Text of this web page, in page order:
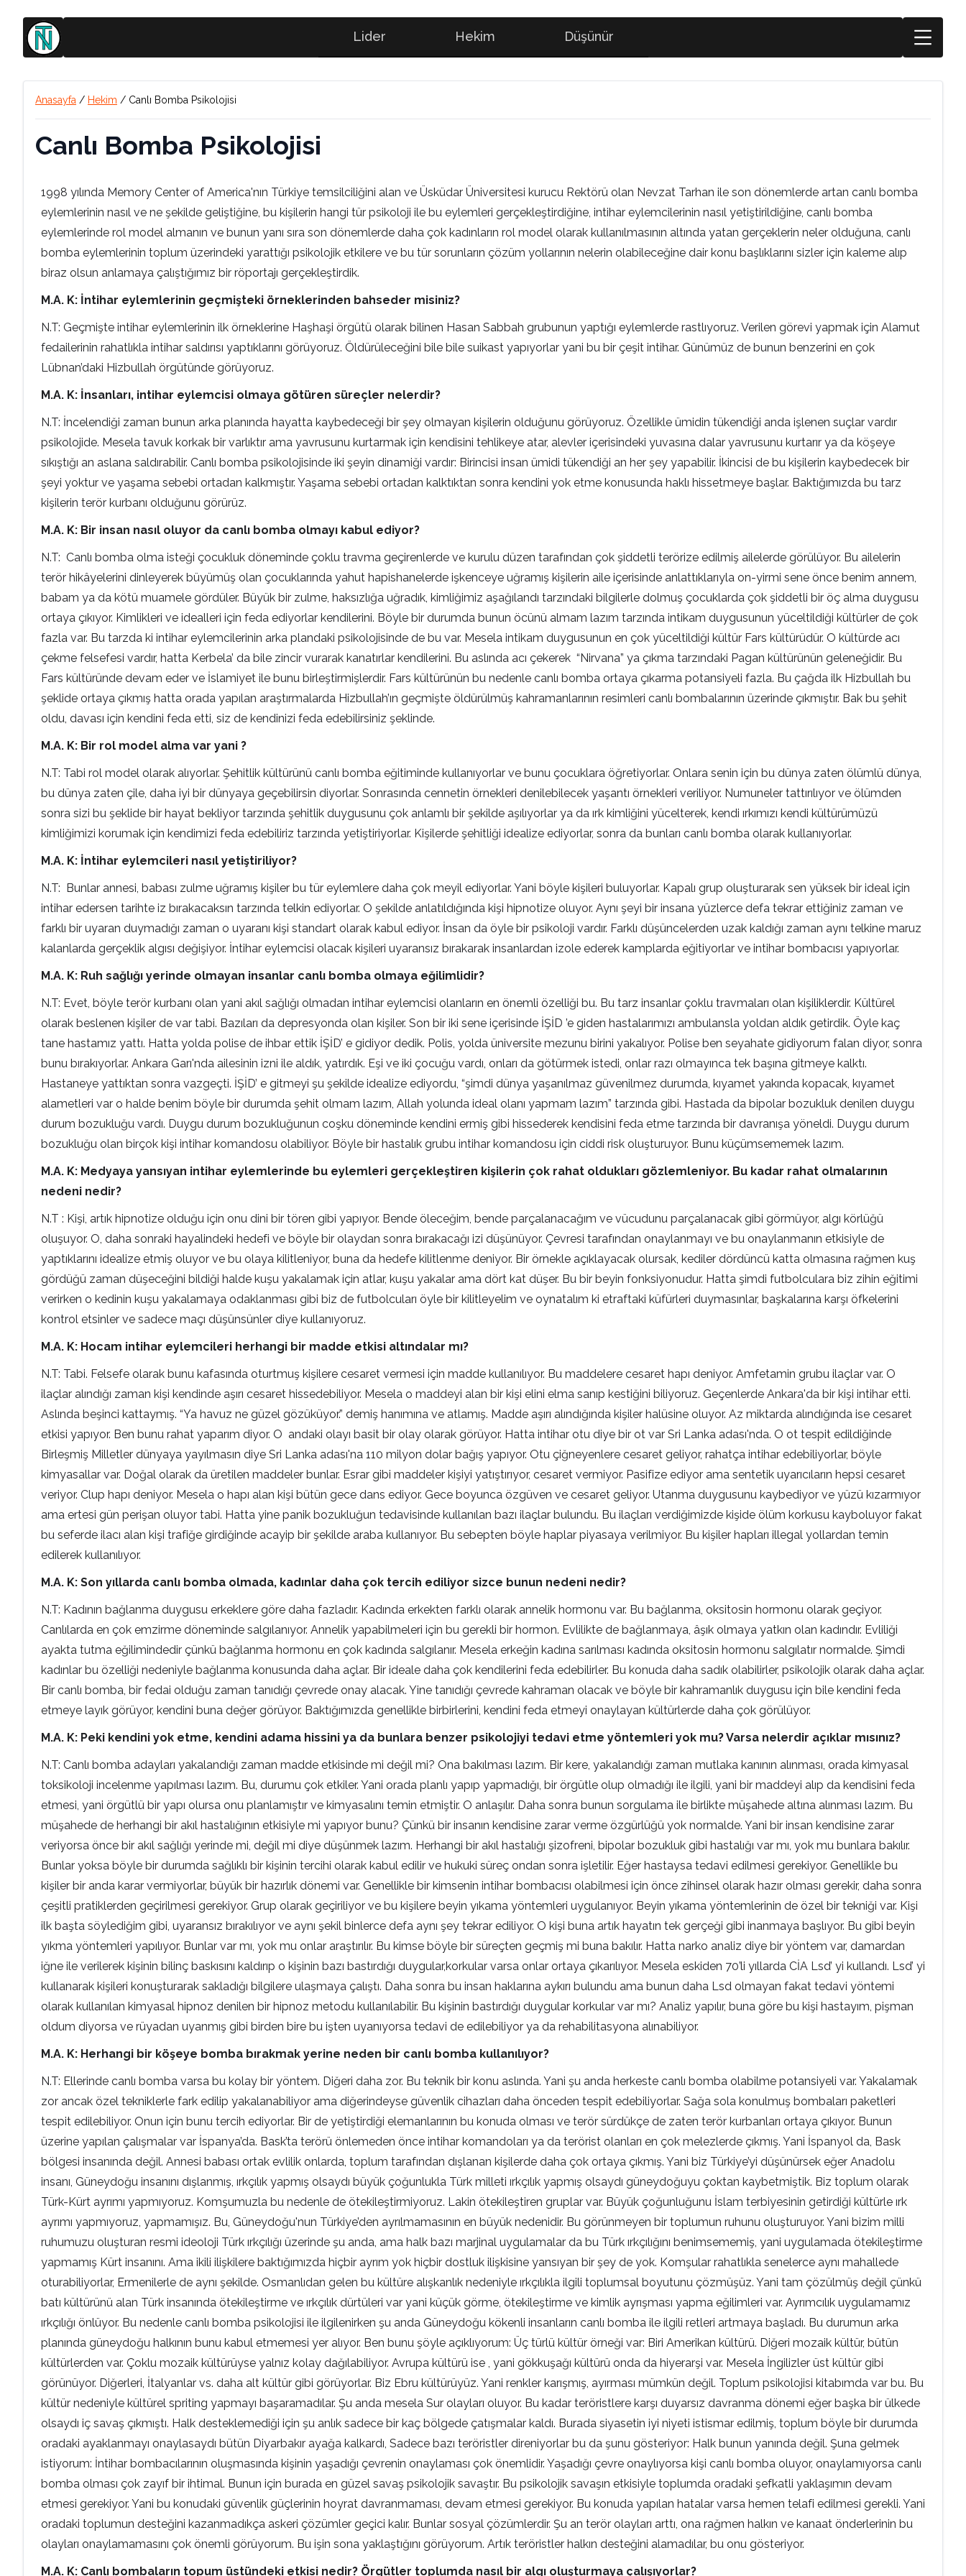
Lider Hekim Düşünür
Anasayfa / Hekim / Canlı Bomba Psikolojisi
Canlı Bomba Psikolojisi
1998 yılında Memory Center of America'nın Türkiye temsilciliğini alan ve Üsküdar Üniversitesi kurucu Rektörü olan Nevzat Tarhan ile son dönemlerde artan canlı bomba
eylemlerinin nasıl ve ne şekilde geliştiğine, bu kişilerin hangi tür psikoloji ile bu eylemleri gerçekleştirdiğine, intihar eylemcilerinin nasıl yetiştirildiğine, canlı bomba
eylemlerinde rol model almanın ve bunun yanı sıra son dönemlerde daha çok kadınların rol model olarak kullanılmasının altında yatan gerçeklerin neler olduğuna, canlı
bomba eylemlerinin toplum üzerindeki yarattığı psikolojik etkilere ve bu tür sorunların çözüm yollarının nelerin olabileceğine dair konu başlıklarını sizler için kaleme alıp
biraz olsun anlamaya çalıştığımız bir röportajı gerçekleştirdik.
M.A. K: İntihar eylemlerinin geçmişteki örneklerinden bahseder misiniz?
N.T: Geçmişte intihar eylemlerinin ilk örneklerine Haşhaşi örgütü olarak bilinen Hasan Sabbah grubunun yaptığı eylemlerde rastlıyoruz. Verilen görevi yapmak için Alamut
fedailerinin rahatlıkla intihar saldırısı yaptıklarını görüyoruz. Öldürüleceğini bile bile suikast yapıyorlar yani bu bir çeşit intihar. Günümüz de bunun benzerini en çok
Lübnan’daki Hizbullah örgütünde görüyoruz.
M.A. K: İnsanları, intihar eylemcisi olmaya götüren süreçler nelerdir?
N.T: İncelendiği zaman bunun arka planında hayatta kaybedeceği bir şey olmayan kişilerin olduğunu görüyoruz. Özellikle ümidin tükendiği anda işlenen suçlar vardır
psikolojide. Mesela tavuk korkak bir varlıktır ama yavrusunu kurtarmak için kendisini tehlikeye atar, alevler içerisindeki yuvasına dalar yavrusunu kurtarır ya da köşeye
sıkıştığı an aslana saldırabilir. Canlı bomba psikolojisinde iki şeyin dinamiği vardır: Birincisi insan ümidi tükendiği an her şey yapabilir. İkincisi de bu kişilerin kaybedecek bir
şeyi yoktur ve yaşama sebebi ortadan kalkmıştır. Yaşama sebebi ortadan kalktıktan sonra kendini yok etme konusunda haklı hissetmeye başlar. Baktığımızda bu tarz
kişilerin terör kurbanı olduğunu görürüz.
M.A. K: Bir insan nasıl oluyor da canlı bomba olmayı kabul ediyor?
N.T: Canlı bomba olma isteği çocukluk döneminde çoklu travma geçirenlerde ve kurulu düzen tarafından çok şiddetli terörize edilmiş ailelerde görülüyor. Bu ailelerin
terör hikâyelerini dinleyerek büyümüş olan çocuklarında yahut hapishanelerde işkenceye uğramış kişilerin aile içerisinde anlattıklarıyla on-yirmi sene önce benim annem,
babam ya da kötü muamele gördüler. Büyük bir zulme, haksızlığa uğradık, kimliğimiz aşağılandı tarzındaki bilgilerle dolmuş çocuklarda çok şiddetli bir öç alma duygusu
ortaya çıkıyor. Kimlikleri ve idealleri için feda ediyorlar kendilerini. Böyle bir durumda bunun öcünü almam lazım tarzında intikam duygusunun yüceltildiği kültürler de çok
fazla var. Bu tarzda ki intihar eylemcilerinin arka plandaki psikolojisinde de bu var. Mesela intikam duygusunun en çok yüceltildiği kültür Fars kültürüdür. O kültürde acı
çekme felsefesi vardır, hatta Kerbela’ da bile zincir vurarak kanatırlar kendilerini. Bu aslında acı çekerek “Nirvana” ya çıkma tarzındaki Pagan kültürünün geleneğidir. Bu
Fars kültüründe devam eder ve İslamiyet ile bunu birleştirmişlerdir. Fars kültürünün bu nedenle canlı bomba ortaya çıkarma potansiyeli fazla. Bu çağda ilk Hizbullah bu
şeklide ortaya çıkmış hatta orada yapılan araştırmalarda Hizbullah’ın geçmişte öldürülmüş kahramanlarının resimleri canlı bombalarının üzerinde çıkmıştır. Bak bu şehit
oldu, davası için kendini feda etti, siz de kendinizi feda edebilirsiniz şeklinde.
M.A. K: Bir rol model alma var yani ?
N.T: Tabi rol model olarak alıyorlar. Şehitlik kültürünü canlı bomba eğitiminde kullanıyorlar ve bunu çocuklara öğretiyorlar. Onlara senin için bu dünya zaten ölümlü dünya,
bu dünya zaten çile, daha iyi bir dünyaya geçebilirsin diyorlar. Sonrasında cennetin örnekleri denilebilecek yaşantı örnekleri veriliyor. Numuneler tattırılıyor ve ölümden
sonra sizi bu şeklide bir hayat bekliyor tarzında şehitlik duygusunu çok anlamlı bir şekilde aşılıyorlar ya da ırk kimliğini yücelterek, kendi ırkımızı kendi kültürümüzü
kimliğimizi korumak için kendimizi feda edebiliriz tarzında yetiştiriyorlar. Kişilerde şehitliği idealize ediyorlar, sonra da bunları canlı bomba olarak kullanıyorlar.
M.A. K: İntihar eylemcileri nasıl yetiştiriliyor?
N.T: Bunlar annesi, babası zulme uğramış kişiler bu tür eylemlere daha çok meyil ediyorlar. Yani böyle kişileri buluyorlar. Kapalı grup oluşturarak sen yüksek bir ideal için
intihar edersen tarihte iz bırakacaksın tarzında telkin ediyorlar. O şekilde anlatıldığında kişi hipnotize oluyor. Aynı şeyi bir insana yüzlerce defa tekrar ettiğiniz zaman ve
farklı bir uyaran duymadığı zaman o uyaranı kişi standart olarak kabul ediyor. İnsan da öyle bir psikoloji vardır. Farklı düşüncelerden uzak kaldığı zaman aynı telkine maruz
kalanlarda gerçeklik algısı değişiyor. İntihar eylemcisi olacak kişileri uyaransız bırakarak insanlardan izole ederek kamplarda eğitiyorlar ve intihar bombacısı yapıyorlar.
M.A. K: Ruh sağlığı yerinde olmayan insanlar canlı bomba olmaya eğilimlidir?
N.T: Evet, böyle terör kurbanı olan yani akıl sağlığı olmadan intihar eylemcisi olanların en önemli özelliği bu. Bu tarz insanlar çoklu travmaları olan kişiliklerdir. Kültürel
olarak beslenen kişiler de var tabi. Bazıları da depresyonda olan kişiler. Son bir iki sene içerisinde İŞİD ’e giden hastalarımızı ambulansla yoldan aldık getirdik. Öyle kaç
tane hastamız yattı. Hatta yolda polise de ihbar ettik İŞİD’ e gidiyor dedik. Polis, yolda üniversite mezunu birini yakalıyor. Polise ben seyahate gidiyorum falan diyor, sonra
bunu bırakıyorlar. Ankara Garı'nda ailesinin izni ile aldık, yatırdık. Eşi ve iki çocuğu vardı, onları da götürmek istedi, onlar razı olmayınca tek başına gitmeye kalktı.
Hastaneye yattıktan sonra vazgeçti. İŞİD’ e gitmeyi şu şekilde idealize ediyordu, “şimdi dünya yaşanılmaz güvenilmez durumda, kıyamet yakında kopacak, kıyamet
alametleri var o halde benim böyle bir durumda şehit olmam lazım, Allah yolunda ideal olanı yapmam lazım” tarzında gibi. Hastada da bipolar bozukluk denilen duygu
durum bozukluğu vardı. Duygu durum bozukluğunun coşku döneminde kendini ermiş gibi hissederek kendisini feda etme tarzında bir davranışa yöneldi. Duygu durum
bozukluğu olan birçok kişi intihar komandosu olabiliyor. Böyle bir hastalık grubu intihar komandosu için ciddi risk oluşturuyor. Bunu küçümsememek lazım.
M.A. K: Medyaya yansıyan intihar eylemlerinde bu eylemleri gerçekleştiren kişilerin çok rahat oldukları gözlemleniyor. Bu kadar rahat olmalarının
nedeni nedir?
N.T : Kişi, artık hipnotize olduğu için onu dini bir tören gibi yapıyor. Bende öleceğim, bende parçalanacağım ve vücudunu parçalanacak gibi görmüyor, algı körlüğü
oluşuyor. O, daha sonraki hayalindeki hedefi ve böyle bir olaydan sonra bırakacağı izi düşünüyor. Çevresi tarafından onaylanmayı ve bu onaylanmanın etkisiyle de
yaptıklarını idealize etmiş oluyor ve bu olaya kilitleniyor, buna da hedefe kilitlenme deniyor. Bir örnekle açıklayacak olursak, kediler dördüncü katta olmasına rağmen kuş
gördüğü zaman düşeceğini bildiği halde kuşu yakalamak için atlar, kuşu yakalar ama dört kat düşer. Bu bir beyin fonksiyonudur. Hatta şimdi futbolculara biz zihin eğitimi
verirken o kedinin kuşu yakalamaya odaklanması gibi biz de futbolcuları öyle bir kilitleyelim ve oynatalım ki etraftaki küfürleri duymasınlar, başkalarına karşı öfkelerini
kontrol etsinler ve sadece maçı düşünsünler diye kullanıyoruz.
M.A. K: Hocam intihar eylemcileri herhangi bir madde etkisi altındalar mı?
N.T: Tabi. Felsefe olarak bunu kafasında oturtmuş kişilere cesaret vermesi için madde kullanılıyor. Bu maddelere cesaret hapı deniyor. Amfetamin grubu ilaçlar var. O
ilaçlar alındığı zaman kişi kendinde aşırı cesaret hissedebiliyor. Mesela o maddeyi alan bir kişi elini elma sanıp kestiğini biliyoruz. Geçenlerde Ankara'da bir kişi intihar etti.
Aslında beşinci kattaymış. “Ya havuz ne güzel gözüküyor.” demiş hanımına ve atlamış. Madde aşırı alındığında kişiler halüsine oluyor. Az miktarda alındığında ise cesaret
etkisi yapıyor. Ben bunu rahat yaparım diyor. O andaki olayı basit bir olay olarak görüyor. Hatta intihar otu diye bir ot var Sri Lanka adası'nda. O ot tespit edildiğinde
Birleşmiş Milletler dünyaya yayılmasın diye Sri Lanka adası'na 110 milyon dolar bağış yapıyor. Otu çiğneyenlere cesaret geliyor, rahatça intihar edebiliyorlar, böyle
kimyasallar var. Doğal olarak da üretilen maddeler bunlar. Esrar gibi maddeler kişiyi yatıştırıyor, cesaret vermiyor. Pasifize ediyor ama sentetik uyarıcıların hepsi cesaret
veriyor. Clup hapı deniyor. Mesela o hapı alan kişi bütün gece dans ediyor. Gece boyunca özgüven ve cesaret geliyor. Utanma duygusunu kaybediyor ve yüzü kızarmıyor
ama ertesi gün perişan oluyor tabi. Hatta yine panik bozukluğun tedavisinde kullanılan bazı ilaçlar bulundu. Bu ilaçları verdiğimizde kişide ölüm korkusu kayboluyor fakat
bu seferde ilacı alan kişi trafiğe girdiğinde acayip bir şekilde araba kullanıyor. Bu sebepten böyle haplar piyasaya verilmiyor. Bu kişiler hapları illegal yollardan temin
edilerek kullanılıyor.
M.A. K: Son yıllarda canlı bomba olmada, kadınlar daha çok tercih ediliyor sizce bunun nedeni nedir?
N.T: Kadının bağlanma duygusu erkeklere göre daha fazladır. Kadında erkekten farklı olarak annelik hormonu var. Bu bağlanma, oksitosin hormonu olarak geçiyor.
Canlılarda en çok emzirme döneminde salgılanıyor. Annelik yapabilmeleri için bu gerekli bir hormon. Evlilikte de bağlanmaya, âşık olmaya yatkın olan kadındır. Evliliği
ayakta tutma eğilimindedir çünkü bağlanma hormonu en çok kadında salgılanır. Mesela erkeğin kadına sarılması kadında oksitosin hormonu salgılatır normalde. Şimdi
kadınlar bu özelliği nedeniyle bağlanma konusunda daha açlar. Bir ideale daha çok kendilerini feda edebilirler. Bu konuda daha sadık olabilirler, psikolojik olarak daha açlar.
Bir canlı bomba, bir fedai olduğu zaman tanıdığı çevrede onay alacak. Yine tanıdığı çevrede kahraman olacak ve böyle bir kahramanlık duygusu için bile kendini feda
etmeye layık görüyor, kendini buna değer görüyor. Baktığımızda genellikle birbirlerini, kendini feda etmeyi onaylayan kültürlerde daha çok görülüyor.
M.A. K: Peki kendini yok etme, kendini adama hissini ya da bunlara benzer psikolojiyi tedavi etme yöntemleri yok mu? Varsa nelerdir açıklar mısınız?
N.T: Canlı bomba adayları yakalandığı zaman madde etkisinde mi değil mi? Ona bakılması lazım. Bir kere, yakalandığı zaman mutlaka kanının alınması, orada kimyasal
toksikoloji incelenme yapılması lazım. Bu, durumu çok etkiler. Yani orada planlı yapıp yapmadığı, bir örgütle olup olmadığı ile ilgili, yani bir maddeyi alıp da kendisini feda
etmesi, yani örgütlü bir yapı olursa onu planlamıştır ve kimyasalını temin etmiştir. O anlaşılır. Daha sonra bunun sorgulama ile birlikte müşahede altına alınması lazım. Bu
müşahede de herhangi bir akıl hastalığının etkisiyle mi yapıyor bunu? Çünkü bir insanın kendisine zarar verme özgürlüğü yok normalde. Yani bir insan kendisine zarar
veriyorsa önce bir akıl sağlığı yerinde mi, değil mi diye düşünmek lazım. Herhangi bir akıl hastalığı şizofreni, bipolar bozukluk gibi hastalığı var mı, yok mu bunlara bakılır.
Bunlar yoksa böyle bir durumda sağlıklı bir kişinin tercihi olarak kabul edilir ve hukuki süreç ondan sonra işletilir. Eğer hastaysa tedavi edilmesi gerekiyor. Genellikle bu
kişiler bir anda karar vermiyorlar, büyük bir hazırlık dönemi var. Genellikle bir kimsenin intihar bombacısı olabilmesi için önce zihinsel olarak hazır olması gerekir, daha sonra
çeşitli pratiklerden geçirilmesi gerekiyor. Grup olarak geçiriliyor ve bu kişilere beyin yıkama yöntemleri uygulanıyor. Beyin yıkama yöntemlerinin de özel bir tekniği var. Kişi
ilk başta söylediğim gibi, uyaransız bırakılıyor ve aynı şekil binlerce defa aynı şey tekrar ediliyor. O kişi buna artık hayatın tek gerçeği gibi inanmaya başlıyor. Bu gibi beyin
yıkma yöntemleri yapılıyor. Bunlar var mı, yok mu onlar araştırılır. Bu kimse böyle bir süreçten geçmiş mi buna bakılır. Hatta narko analiz diye bir yöntem var, damardan
iğne ile verilerek kişinin bilinç baskısını kaldırıp o kişinin bazı bastırdığı duygular,korkular varsa onlar ortaya çıkarılıyor. Mesela eskiden 70’li yıllarda CİA Lsd’ yi kullandı. Lsd’ yi
kullanarak kişileri konuşturarak sakladığı bilgilere ulaşmaya çalıştı. Daha sonra bu insan haklarına aykırı bulundu ama bunun daha Lsd olmayan fakat tedavi yöntemi
olarak kullanılan kimyasal hipnoz denilen bir hipnoz metodu kullanılabilir. Bu kişinin bastırdığı duygular korkular var mı? Analiz yapılır, buna göre bu kişi hastayım, pişman
oldum diyorsa ve rüyadan uyanmış gibi birden bire bu işten uyanıyorsa tedavi de edilebiliyor ya da rehabilitasyona alınabiliyor.
M.A. K: Herhangi bir köşeye bomba bırakmak yerine neden bir canlı bomba kullanılıyor?
N.T: Ellerinde canlı bomba varsa bu kolay bir yöntem. Diğeri daha zor. Bu teknik bir konu aslında. Yani şu anda herkeste canlı bomba olabilme potansiyeli var. Yakalamak
zor ancak özel tekniklerle fark edilip yakalanabiliyor ama diğerindeyse güvenlik cihazları daha önceden tespit edebiliyorlar. Sağa sola konulmuş bombaları paketleri
tespit edilebiliyor. Onun için bunu tercih ediyorlar. Bir de yetiştirdiği elemanlarının bu konuda olması ve terör sürdükçe de zaten terör kurbanları ortaya çıkıyor. Bunun
üzerine yapılan çalışmalar var İspanya’da. Bask’ta terörü önlemeden önce intihar komandoları ya da terörist olanları en çok melezlerde çıkmış. Yani İspanyol da, Bask
bölgesi insanında değil. Annesi babası ortak evlilik onlarda, toplum tarafından dışlanan kişilerde daha çok ortaya çıkmış. Yani biz Türkiye’yi düşünürsek eğer Anadolu
insanı, Güneydoğu insanını dışlanmış, ırkçılık yapmış olsaydı büyük çoğunlukla Türk milleti ırkçılık yapmış olsaydı güneydoğuyu çoktan kaybetmiştik. Biz toplum olarak
Türk-Kürt ayrımı yapmıyoruz. Komşumuzla bu nedenle de ötekileştirmiyoruz. Lakin ötekileştiren gruplar var. Büyük çoğunluğunu İslam terbiyesinin getirdiği kültürle ırk
ayrımı yapmıyoruz, yapmamışız. Bu, Güneydoğu'nun Türkiye’den ayrılmamasının en büyük nedenidir. Bu görünmeyen bir toplumun ruhunu oluşturuyor. Yani bizim milli
ruhumuzu oluşturan resmi ideoloji Türk ırkçılığı üzerinde şu anda, ama halk bazı marjinal uygulamalar da bu Türk ırkçılığını benimsememiş, yani uygulamada ötekileştirme
yapmamış Kürt insanını. Ama ikili ilişkilere baktığımızda hiçbir ayrım yok hiçbir dostluk ilişkisine yansıyan bir şey de yok. Komşular rahatlıkla senelerce aynı mahallede
oturabiliyorlar, Ermenilerle de aynı şekilde. Osmanlıdan gelen bu kültüre alışkanlık nedeniyle ırkçılıkla ilgili toplumsal boyutunu çözmüşüz. Yani tam çözülmüş değil çünkü
batı kültürünü alan Türk insanında ötekileştirme ve ırkçılık dürtüleri var yani küçük görme, ötekileştirme ve kimlik ayrışması yapma eğilimleri var. Ayrımcılık uygulamamız
ırkçılığı önlüyor. Bu nedenle canlı bomba psikolojisi ile ilgilenirken şu anda Güneydoğu kökenli insanların canlı bomba ile ilgili retleri artmaya başladı. Bu durumun arka
planında güneydoğu halkının bunu kabul etmemesi yer alıyor. Ben bunu şöyle açıklıyorum: Üç türlü kültür örneği var: Biri Amerikan kültürü. Diğeri mozaik kültür, bütün
kültürlerden var. Çoklu mozaik kültürüyse yalnız kolay dağılabiliyor. Avrupa kültürü ise , yani gökkuşağı kültürü onda da hiyerarşi var. Mesela İngilizler üst kültür gibi
görünüyor. Diğerleri, İtalyanlar vs. daha alt kültür gibi görüyorlar. Biz Ebru kültürüyüz. Yani renkler karışmış, ayırması mümkün değil. Toplum psikolojisi kitabımda var bu. Bu
kültür nedeniyle kültürel spriting yapmayı başaramadılar. Şu anda mesela Sur olayları oluyor. Bu kadar teröristlere karşı duyarsız davranma dönemi eğer başka bir ülkede
olsaydı iç savaş çıkmıştı. Halk desteklemediği için şu anlık sadece bir kaç bölgede çatışmalar kaldı. Burada siyasetin iyi niyeti istismar edilmiş, toplum böyle bir durumda
oradaki ayaklanmayı onaylasaydı bütün Diyarbakır ayağa kalkardı, Sadece bazı teröristler direniyorlar bu da şunu gösteriyor: Halk bunun yanında değil. Şuna gelmek
istiyorum: İntihar bombacılarının oluşmasında kişinin yaşadığı çevrenin onaylaması çok önemlidir. Yaşadığı çevre onaylıyorsa kişi canlı bomba oluyor, onaylamıyorsa canlı
bomba olması çok zayıf bir ihtimal. Bunun için burada en güzel savaş psikolojik savaştır. Bu psikolojik savaşın etkisiyle toplumda oradaki şefkatli yaklaşımın devam
etmesi gerekiyor. Yani bu konudaki güvenlik güçlerinin hoyrat davranmaması, devam etmesi gerekiyor. Bu konuda yapılan hatalar varsa hemen telafi edilmesi gerekli. Yani
oradaki toplumun desteğini kazanmadıkça askeri çözümler geçici kalır. Bunlar sosyal çözümlerdir. Şu an terör olayları arttı, ona rağmen halkın ve kanaat önderlerinin bu
olayları onaylamamasını çok önemli görüyorum. Bu işin sona yaklaştığını görüyorum. Artık teröristler halkın desteğini alamadılar, bu onu gösteriyor.
M.A. K: Canlı bombaların topum üstündeki etkisi nedir? Örgütler toplumda nasıl bir algı oluşturmaya çalışıyorlar?